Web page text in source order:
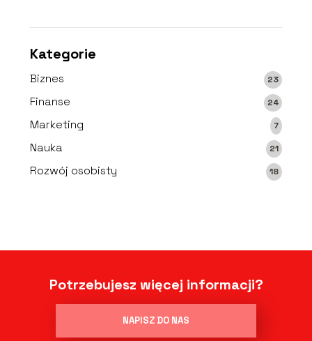
Kategorie
Biznes 23
Finanse 24
Marketing 7
Nauka 21
Rozwój osobisty 18
Potrzebujesz więcej informacji?
NAPISZ DO NAS